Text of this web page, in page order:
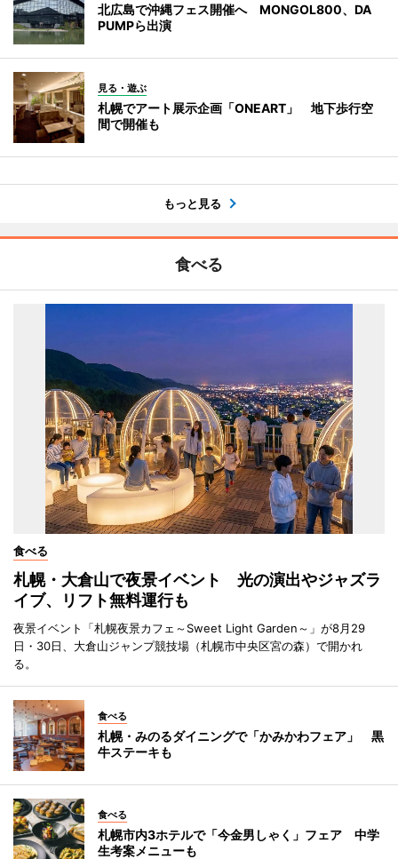
北広島で沖縄フェス開催へ MONGOL800、DA
PUMPら出演
見る・遊ぶ
札幌でアート展示企画「ONEART」 地下歩行空
間で開催も
もっと見る
食べる
食べる
札幌・大倉山で夜景イベント 光の演出やジャズラ
イブ、リフト無料運行も
夜景イベント「札幌夜景カフェ～Sweet Light Garden～」が8月29
日・30日、大倉山ジャンプ競技場（札幌市中央区宮の森）で開かれ
る。
食べる
札幌・みのるダイニングで「かみかわフェア」 黒
牛ステーキも
食べる
札幌市内3ホテルで「今金男しゃく」フェア 中学
生考案メニューも